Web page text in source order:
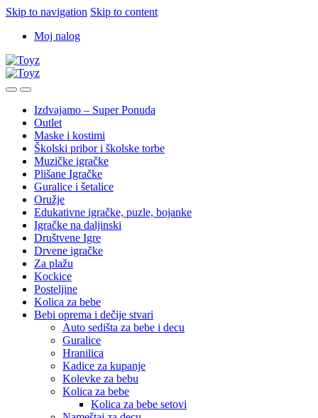
Skip to navigation Skip to content
Moj nalog
Izdvajamo – Super Ponuda
Outlet
Maske i kostimi
Školski pribor i školske torbe
Muzičke igračke
Plišane Igračke
Guralice i šetalice
Oružje
Edukativne igračke, puzle, bojanke
Igračke na daljinski
Društvene Igre
Drvene igračke
Za plažu
Kockice
Posteljine
Kolica za bebe
Bebi oprema i dečije stvari
Auto sedišta za bebe i decu
Guralice
Hranilica
Kadice za kupanje
Kolevke za bebu
Kolica za bebe
Kolica za bebe setovi